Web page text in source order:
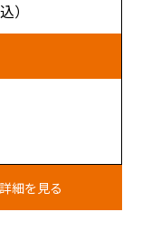
）
詳細を見る